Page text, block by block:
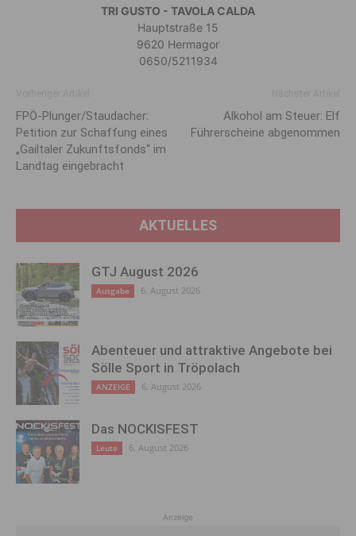
TRI GUSTO - TAVOLA CALDA
Hauptstraße 15
9620 Hermagor
0650/5211934
FPÖ-Plunger/Staudacher:
Petition zur Schaffung eines
„Gailtaler Zukunftsfonds“ im
Landtag eingebracht
Alkohol am Steuer: Elf
Führerscheine abgenommen
AKTUELLES
GTJ August 2026
Ausgabe 6. August 2026
Abenteuer und attraktive Angebote bei
Sölle Sport in Tröpolach
ANZEIGE 6. August 2026
Das NOCKISFEST
Leute 6. August 2026
Anzeige